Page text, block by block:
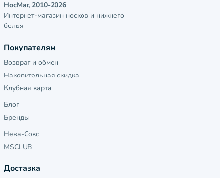
НосМаг, 2010-2026
Интернет-магазин носков и нижнего
белья
Покупателям
Возврат и обмен
Накопительная скидка
Клубная карта
Блог
Бренды
Нева-Сокс
MSCLUB
Доставка